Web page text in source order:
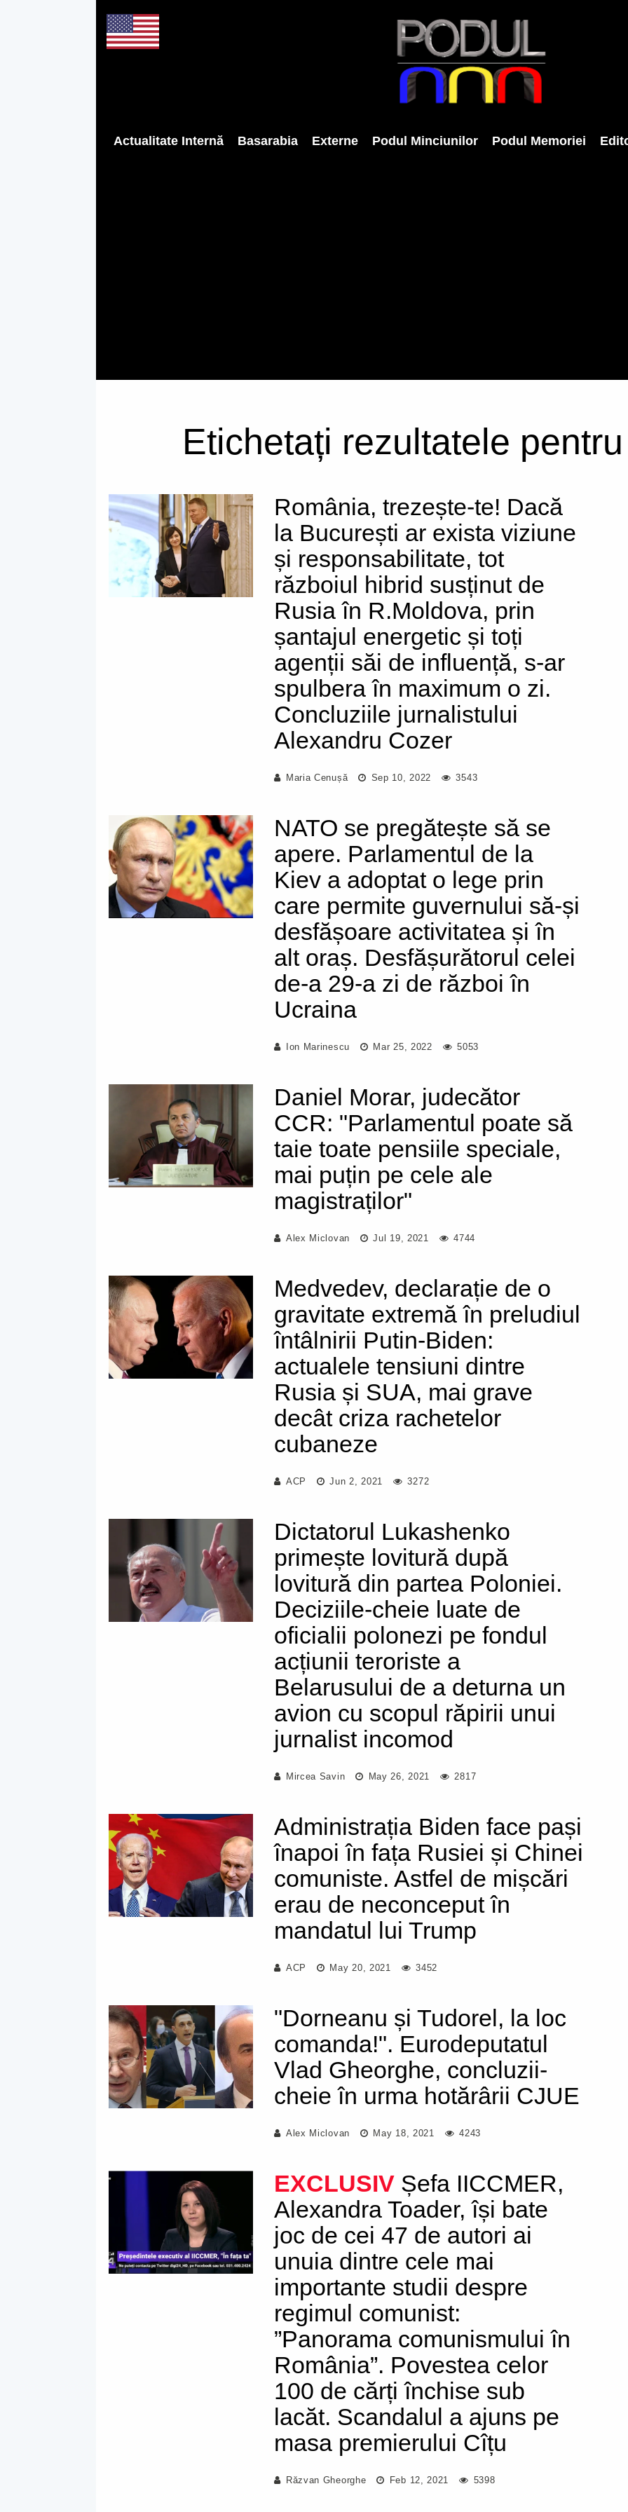
Actualitate Internă Basarabia Externe Podul Minciunilor Podul Memoriei
Etichetați rezultatele pentru
România, trezește-te! Dacă
la București ar exista viziune
și responsabilitate, tot
războiul hibrid susținut de
Rusia în R.Moldova, prin
șantajul energetic și toți
agenții săi de influență, s-ar
spulbera în maximum o zi.
Concluziile jurnalistului
Alexandru Cozer
Maria Cenușă Sep 10, 2022 3543
NATO se pregătește să se
apere. Parlamentul de la
Kiev a adoptat o lege prin
care permite guvernului să-și
desfășoare activitatea și în
alt oraș. Desfășurătorul celei
de-a 29-a zi de război în
Ucraina
Ion Marinescu Mar 25, 2022 5053
Daniel Morar, judecător
CCR: "Parlamentul poate să
taie toate pensiile speciale,
mai puțin pe cele ale
magistraților"
Alex Miclovan Jul 19, 2021 4744
Medvedev, declarație de o
gravitate extremă în preludiul
întâlnirii Putin-Biden:
actualele tensiuni dintre
Rusia și SUA, mai grave
decât criza rachetelor
cubaneze
ACP Jun 2, 2021 3272
Dictatorul Lukashenko
primește lovitură după
lovitură din partea Poloniei.
Deciziile-cheie luate de
oficialii polonezi pe fondul
acțiunii teroriste a
Belarusului de a deturna un
avion cu scopul răpirii unui
jurnalist incomod
Mircea Savin May 26, 2021 2817
Administrația Biden face pași
înapoi în fața Rusiei și Chinei
comuniste. Astfel de mișcări
erau de neconceput în
mandatul lui Trump
ACP May 20, 2021 3452
"Dorneanu și Tudorel, la loc
comanda!". Eurodeputatul
Vlad Gheorghe, concluzii-
cheie în urma hotărârii CJUE
Alex Miclovan May 18, 2021 4243
EXCLUSIV Șefa IICCMER,
Alexandra Toader, își bate
joc de cei 47 de autori ai
unuia dintre cele mai
importante studii despre
regimul comunist:
”Panorama comunismului în
România”. Povestea celor
100 de cărți închise sub
lacăt. Scandalul a ajuns pe
masa premierului Cîțu
Răzvan Gheorghe Feb 12, 2021 5398